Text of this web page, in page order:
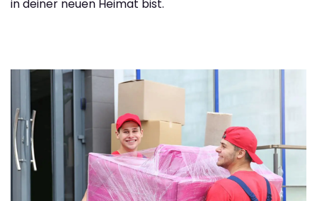
in deiner neuen Heimat bist.